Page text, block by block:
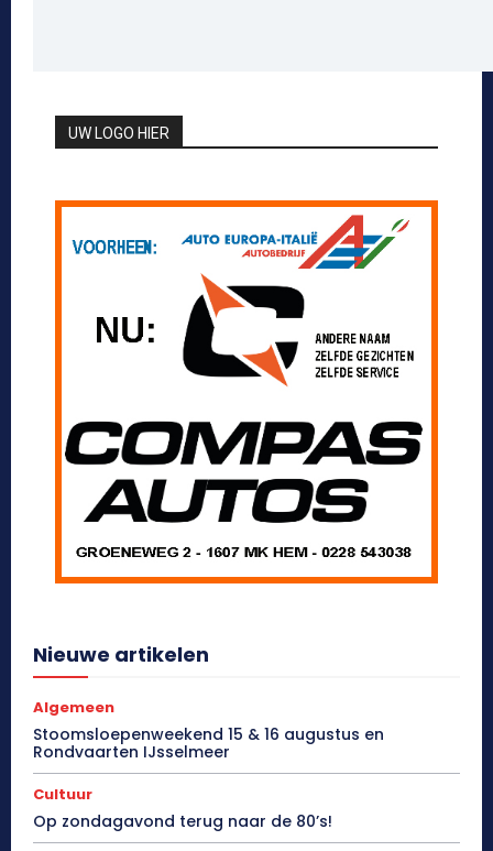
UW LOGO HIER
Nieuwe artikelen
Algemeen
Stoomsloepenweekend 15 & 16 augustus en
Rondvaarten IJsselmeer
Cultuur
Op zondagavond terug naar de 80’s!